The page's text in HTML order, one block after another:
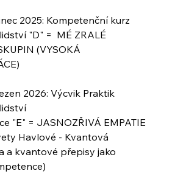
2025: Kompetenční kurz
"D" =  MÉ ZRALÉ
(VYSOKÁ
2026: Výcvik Praktik
"E" = JASNOZŘIVÁ EMPATIE
Havlové - Kvantová
a kvantové přepisy jako